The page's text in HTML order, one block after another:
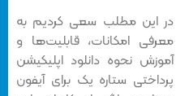
در این مطلب سعی کردیم به
معرفی امکانات، قابلیت‌ها و
آموزش نحوه دانلود اپلیکیشن
پرداختی ستاره یک برای آیفون